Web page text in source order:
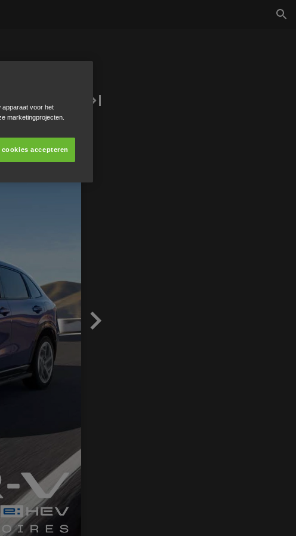
apparaat voor het
marketingprojecten.
cookies accepteren